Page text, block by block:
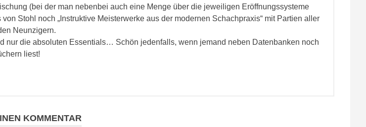
(bei der man nebenbei auch eine Menge über die jeweiligen Eröffnungssysteme
von Stohl noch „Instruktive Meisterwerke aus der modernen Schachpraxis“ mit Partien aller
Neunzigern.
nur die absoluten Essentials… Schön jedenfalls, wenn jemand neben Datenbanken noch
liest!
KOMMENTAR